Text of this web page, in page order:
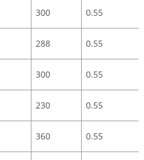
300 0.55
288 0.55
300 0.55
230 0.55
360 0.55